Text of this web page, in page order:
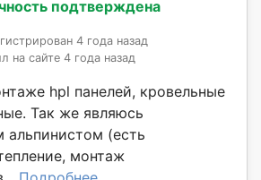
подтверждена
4 года назад
на сайте 4 года назад
hpl панелей, кровельные
Так же являюсь
(есть
монтаж